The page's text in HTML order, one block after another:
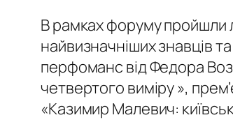
В рамках форуму пройшли
найвизначніших знавців
перфоманс від Федора
четвертого виміру »,
«Казимир Малевич: